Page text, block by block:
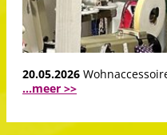
20.05.2026
...meer >>